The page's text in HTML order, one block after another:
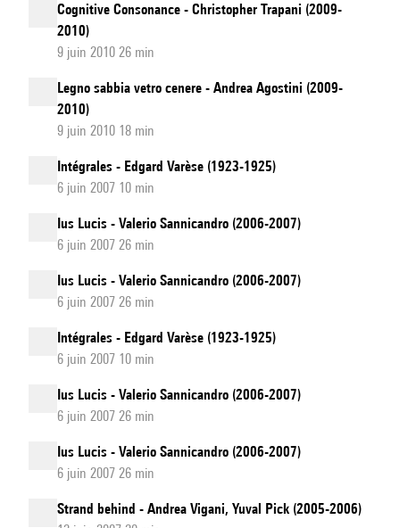
Cognitive Consonance - Christopher Trapani (2009-
2010)
9 juin 2010 26 min
Legno sabbia vetro cenere - Andrea Agostini (2009-
2010)
9 juin 2010 18 min
Intégrales - Edgard Varèse (1923-1925)
6 juin 2007 10 min
Ius Lucis - Valerio Sannicandro (2006-2007)
6 juin 2007 26 min
Ius Lucis - Valerio Sannicandro (2006-2007)
6 juin 2007 26 min
Intégrales - Edgard Varèse (1923-1925)
6 juin 2007 10 min
Ius Lucis - Valerio Sannicandro (2006-2007)
6 juin 2007 26 min
Ius Lucis - Valerio Sannicandro (2006-2007)
6 juin 2007 26 min
Strand behind - Andrea Vigani, Yuval Pick (2005-2006)